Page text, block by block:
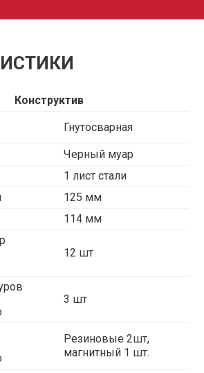
Конструктив
Гнутосварная
Черный муар
1 лист стали
125 мм
114 мм
12 шт
3 шт
Резиновые 2шт,
магнитный 1 шт.